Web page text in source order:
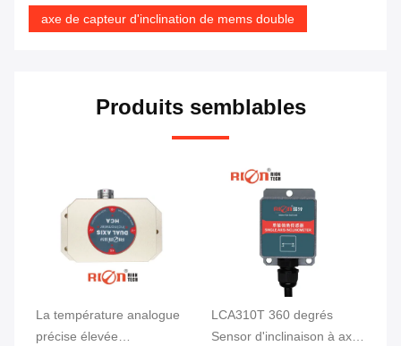
axe de capteur d'inclination de mems double
Produits semblables
La température analogue
précise élevée
LCA310T 360 degrés
Sensor d'inclinaison à axe